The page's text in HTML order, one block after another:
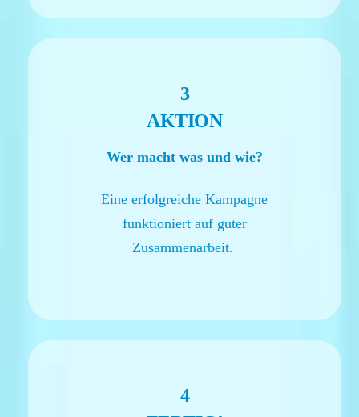
3
AKTION
Wer macht was und wie?
Eine erfolgreiche Kampagne
funktioniert auf guter
Zusammenarbeit.
4